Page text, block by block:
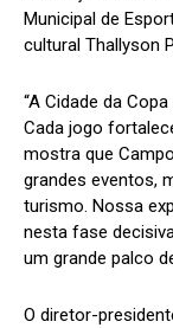
Municipal de
cultural Thallyson
“A Cidade da
Cada jogo
mostra que
grandes eventos,
turismo. Nossa
nesta fase
um grande palco
O diretor-